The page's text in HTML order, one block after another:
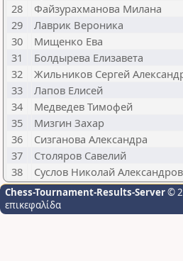
28
Файзурахманова Милана
29
Лаврик Вероника
30
Мищенко Ева
31
Болдырева Елизавета
32
Жильников Сергей
33
Лапов Елисей
34
Медведев Тимофей
35
Мизгин Захар
36
Сизганова Александра
37
Столяров Савелий
38
Суслов Николай
Chess-Tournament-Results-Server©
επικεφαλίδα